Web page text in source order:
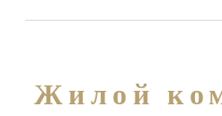
Жилой